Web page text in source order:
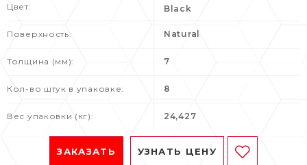
Цвет: Black
Поверхность: Natural
Толщина (мм): 7
Кол-во штук в упаковке: 8
Вес упаковки (кг): 24,427
ЗАКАЗАТЬ УЗНАТЬ ЦЕНУ